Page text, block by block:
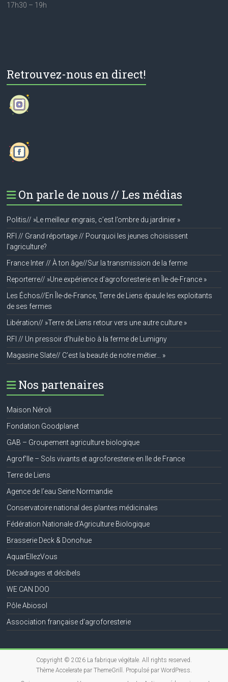
17h30 – 19h
Retrouvez-nous en direct!
On parle de nous // Les médias
Politis// »Le meilleur engrais, c’est l’ombre du jardinier »
RFI // Grand réportage // Pourquoi les jeunes choisissent
l’agriculture?
France Inter // À ton âge//Sur la transmission de la ferme
Reporterre// »Une expérience d’agroforesterie en Île-de-France »
Les Échos//En Île-de-France, Terre de Liens épaule les exploitants
de ses fermes
Libération// »Terre de Liens retour vers une autre culture »
RFI // Un pressoir d’huile bio à la ferme de Lumigny
Magasine Slate// C’est la beauté de notre métier… »
Nos partenaires
Maison Néroli
Fondation Goodplanet
GAB – Groupement agriculture biologique
Agrof’Ile – Sols vivants et agroforesterie en Ile de France
Terre de Liens
Agence de l’eau Seine Normandie
Conservatoire national des plantes médicinales
Fédération Nationale d’Agriculture Biologique
Brasserie Deck & Donohue
AquarEllezVous
Décadrages et décibels
WE CAN DOO
Pôle Abiosol
Association française d’agroforesterie
Copyright © 2026 La fabrique végétale. All rights reserved.
Thème Acceleratepar ThemeGrill. Propulsé par WordPress